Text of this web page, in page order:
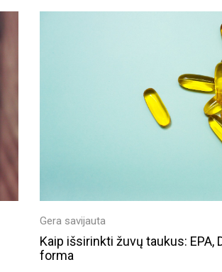
Gera savijauta
Kaip išsirinkti žuvų taukus: EPA,
forma